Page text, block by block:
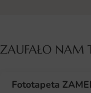
ZAUFAŁO NAM
Fototapeta